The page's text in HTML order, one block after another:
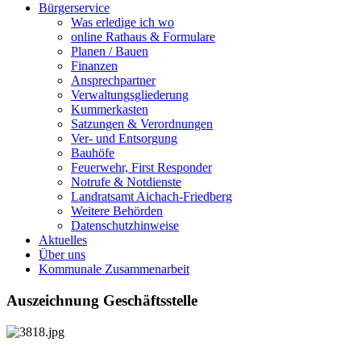
Bürgerservice
Was erledige ich wo
online Rathaus & Formulare
Planen / Bauen
Finanzen
Ansprechpartner
Verwaltungsgliederung
Kummerkasten
Satzungen & Verordnungen
Ver- und Entsorgung
Bauhöfe
Feuerwehr, First Responder
Notrufe & Notdienste
Landratsamt Aichach-Friedberg
Weitere Behörden
Datenschutzhinweise
Aktuelles
Über uns
Kommunale Zusammenarbeit
Auszeichnung Geschäftsstelle